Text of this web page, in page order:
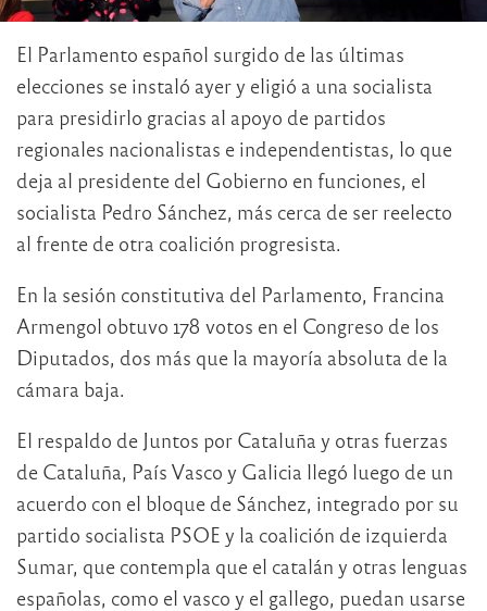
El Parlamento español surgido de las últimas
elecciones se instaló ayer y eligió a una socialista
para presidirlo gracias al apoyo de partidos
regionales nacionalistas e independentistas, lo que
deja al presidente del Gobierno en funciones, el
socialista Pedro Sánchez, más cerca de ser reelecto
al frente de otra coalición progresista.
En la sesión constitutiva del Parlamento, Francina
Armengol obtuvo 178 votos en el Congreso de los
Diputados, dos más que la mayoría absoluta de la
cámara baja.
El respaldo de Juntos por Cataluña y otras fuerzas
de Cataluña, País Vasco y Galicia llegó luego de un
acuerdo con el bloque de Sánchez, integrado por su
partido socialista PSOE y la coalición de izquierda
Sumar, que contempla que el catalán y otras lenguas
españolas, como el vasco y el gallego, puedan usarse